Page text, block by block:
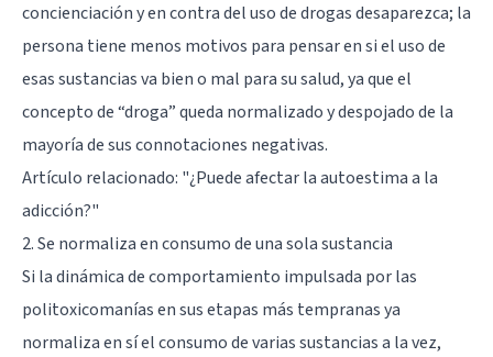
concienciación y en contra del uso de drogas desaparezca; la
persona tiene menos motivos para pensar en si el uso de
esas sustancias va bien o mal para su salud, ya que el
concepto de “droga” queda normalizado y despojado de la
mayoría de sus connotaciones negativas.
Artículo relacionado: "¿Puede afectar la autoestima a la
adicción?"
2. Se normaliza en consumo de una sola sustancia
Si la dinámica de comportamiento impulsada por las
politoxicomanías en sus etapas más tempranas ya
normaliza en sí el consumo de varias sustancias a la vez,